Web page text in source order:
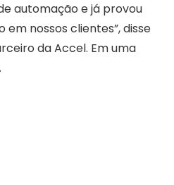
automação e já provou
nossos clientes”, disse
da Accel. Em uma